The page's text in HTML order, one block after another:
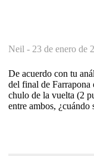
Neil - 23 de enero de
De acuerdo con tu
del final de Farrapona
chulo de la vuelta (2
entre ambos, ¿cuándo